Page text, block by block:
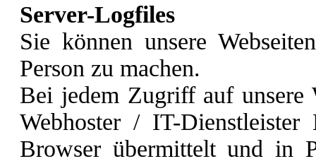
Server-Logfiles
Sie können unsere
Person zu machen.
Bei jedem Zugriff auf unsere
Webhoster / IT-Dienstleister
Browser übermittelt und in